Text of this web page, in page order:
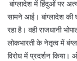
बांग्लादेश में हिंदुओं पर
सामने आई। बांग्लादेश
रहा है। वही राजधानी
लोकभारती के नेतृत्व में
विरोध में प्रदर्शन